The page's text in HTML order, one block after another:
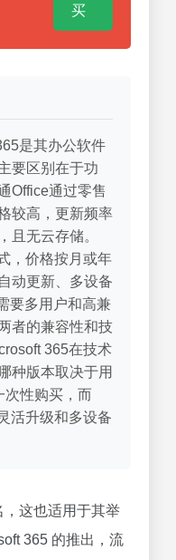
买
是其办公软件
要区别在于功
Office通过零售
较高，更新频率
且无云存储。
，价格按月或年
动更新、多设备
要多用户和高兼
者的兼容性和技
365在技术
种版本取决于用
次性购买，而
活升级和多设备
这也适用于其举
365 的推出，流